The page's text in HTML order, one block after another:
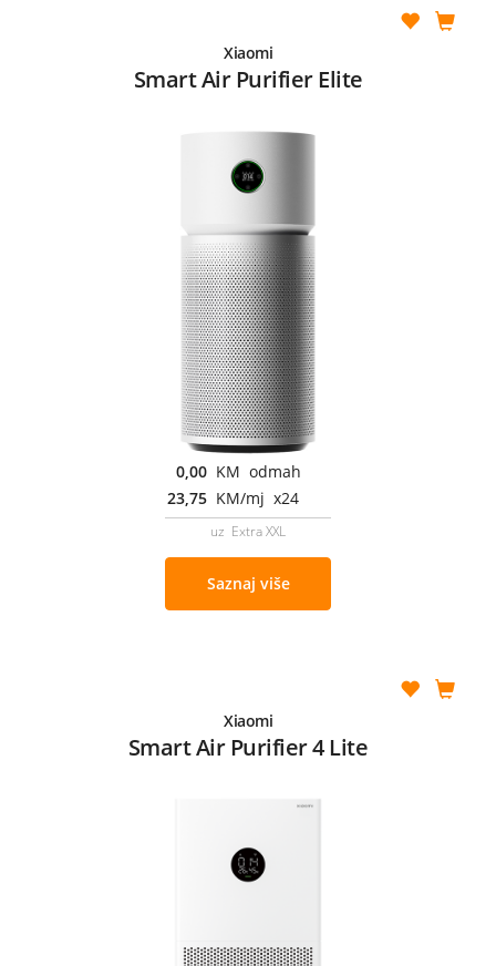
Xiaomi
Smart Air Purifier Elite
0,00 KM odmah
23,75 KM/mj x24
uz Extra XXL
Saznaj više
Xiaomi
Smart Air Purifier 4 Lite